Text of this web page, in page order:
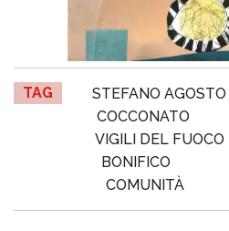
TAG STEFANO AGOSTO
COCCONATO
VIGILI DEL FUOCO
BONIFICO
COMUNITÀ